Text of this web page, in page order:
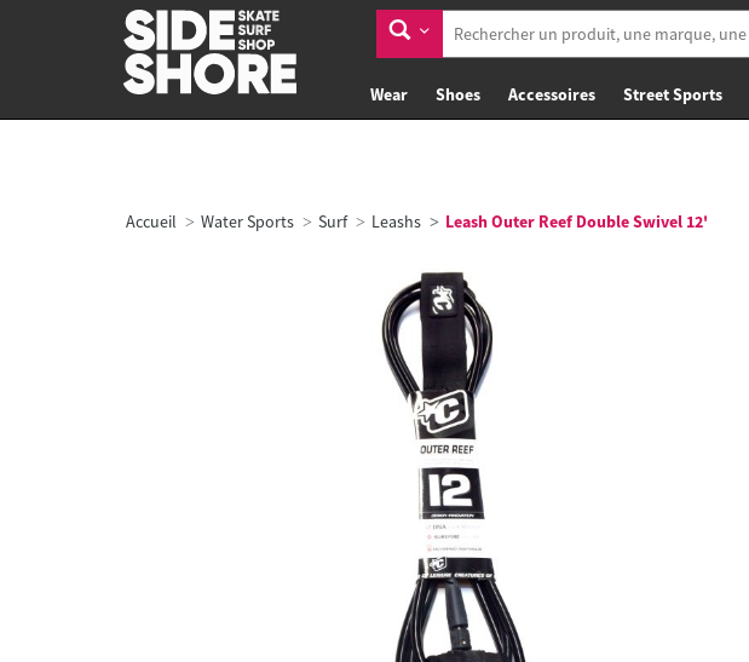
Wear Shoes Accessoires Street Sports
Accueil Water Sports Surf Leashs Leash Outer Reef Double Swivel 12'